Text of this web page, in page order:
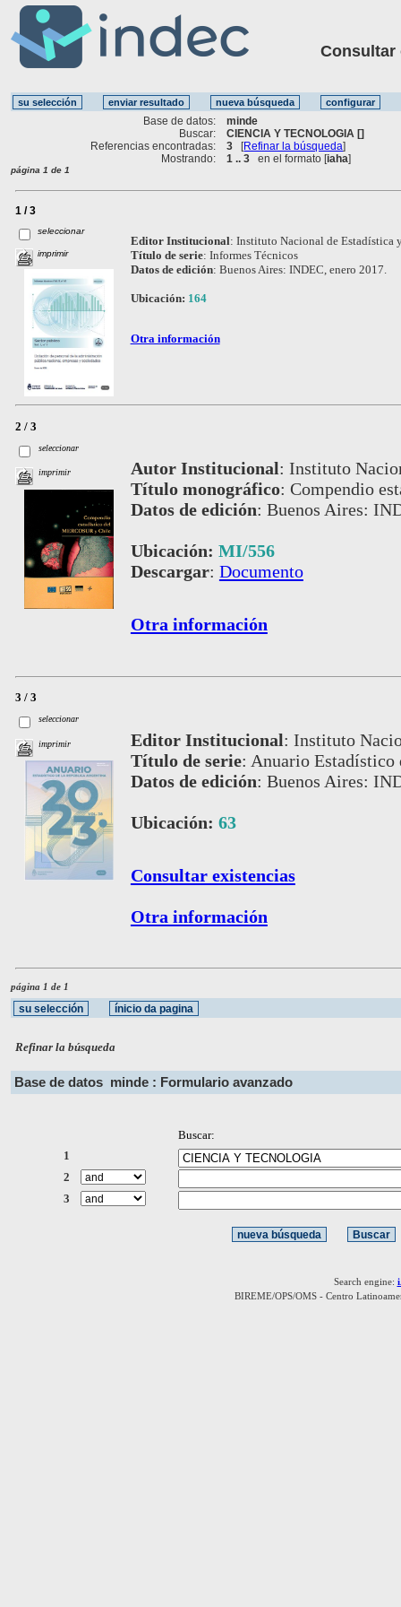
Consultar
Base de datos:
minde
Buscar:
CIENCIA Y TECNOLOGIA []
Referencias encontradas:
3 [Refinar la búsqueda]
Mostrando:
1 .. 3 en el formato [iaha]
página 1 de 1
1 / 3
seleccionar
imprimir
Editor Institucional: Instituto Nacional de Estadística
Título de serie: Informes Técnicos
Datos de edición: Buenos Aires: INDEC, enero 2017.
Ubicación: 164
Otra información
2 / 3
seleccionar
imprimir Autor Institucional: Instituto
Título monográfico: Compendio
Datos de edición: Buenos Aires:
Ubicación: MI/556
Descargar: Documento
Otra información
3 / 3
seleccionar
imprimir Editor Institucional: Instituto
Título de serie: Anuario Estadístico
Datos de edición: Buenos Aires:
Ubicación: 63
Consultar existencias
Otra información
página 1 de 1
Refinar la búsqueda
Base de datos minde : Formulario avanzado
Buscar:
1
2
3
Search engine:
BIREME/OPS/OMS - Centro